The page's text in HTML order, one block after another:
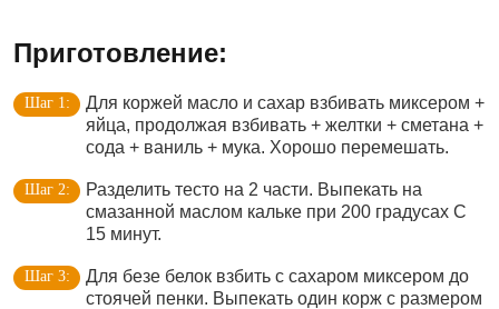
Приготовление:
Для коржей масло и сахар взбивать миксером +
яйца, продолжая взбивать + желтки + сметана +
сода + ваниль + мука. Хорошо перемешать.
Разделить тесто на 2 части. Выпекать на
смазанной маслом кальке при 200 градусах С
15 минут.
Для безе белок взбить с сахаром миксером до
стоячей пенки. Выпекать один корж с размером